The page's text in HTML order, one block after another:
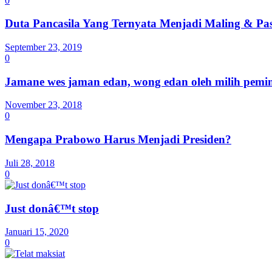
Duta Pancasila Yang Ternyata Menjadi Maling &
September 23, 2019
0
Jamane wes jaman edan, wong edan oleh milih
November 23, 2018
0
Mengapa Prabowo Harus Menjadi Presiden?
Juli 28, 2018
0
Just donâ€™t stop
Januari 15, 2020
0